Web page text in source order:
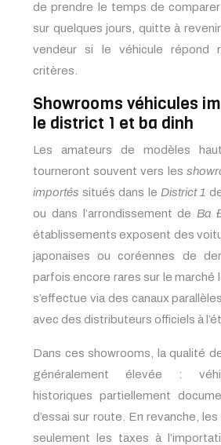
de prendre le temps de
sur quelques jours, quitte à
vendeur si le véhicule répond
critères.
Showrooms véhicules
le district 1 et ba dinh
Les amateurs de modèles
tourneront souvent vers les
importés situés dans le District 1
ou dans l’arrondissement de Ba
établissements exposent des
japonaises ou coréennes de
parfois encore rares sur le marché
s’effectue via des canaux
avec des distributeurs officiels à
Dans ces showrooms, la qualité
généralement élevée :
historiques partiellement
d’essai sur route. En revanche,
seulement les taxes à